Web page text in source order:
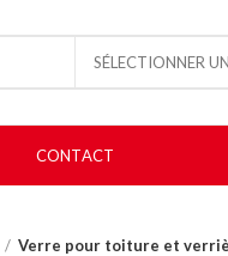
SÉLECTIONNER
CONTACT
Verre pour toiture et